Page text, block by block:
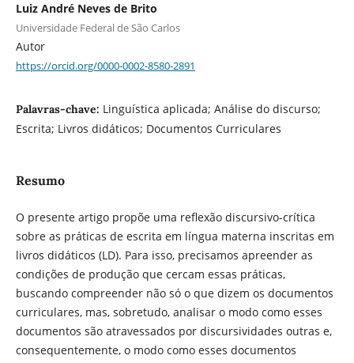
Luiz André Neves de Brito
Universidade Federal de São Carlos
Autor
https://orcid.org/0000-0002-8580-2891
Palavras-chave: Linguística aplicada; Análise do discurso;
Escrita; Livros didáticos; Documentos Curriculares
Resumo
O presente artigo propõe uma reflexão discursivo-crítica
sobre as práticas de escrita em língua materna inscritas em
livros didáticos (LD). Para isso, precisamos apreender as
condições de produção que cercam essas práticas,
buscando compreender não só o que dizem os documentos
curriculares, mas, sobretudo, analisar o modo como esses
documentos são atravessados por discursividades outras e,
consequentemente, o modo como esses documentos